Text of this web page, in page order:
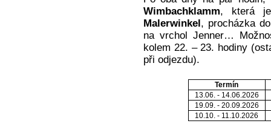
Wimbachklamm, která
Malerwinkel, procházka
na vrchol Jenner…
kolem 22. – 23. hodiny
při odjezdu).
Termín
13.06. - 14.06.2026
19.09. - 20.09.2026
10.10. - 11.10.2026